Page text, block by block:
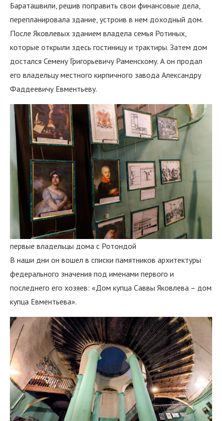
Бараташвили, решив поправить свои финансовые дела,
перепланировала здание, устроив в нем доходный дом.
После Яковлевых зданием владела семья Ротиных,
которые открыли здесь гостиницу и трактиры. Затем дом
достался Семену Григорьевичу Раменскому. А он продал
его владельцу местного кирпичного завода Александру
Фаддеевичу Евментьеву.
первые владельцы дома с Ротондой
В наши дни он вошел в списки памятников архитектуры
федерального значения под именами первого и
последнего его хозяев: «Дом купца Саввы Яковлева – дом
купца Евментьева».